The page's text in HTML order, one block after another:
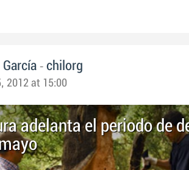
- chilorg
2012 at 15:00
adelanta el periodo de